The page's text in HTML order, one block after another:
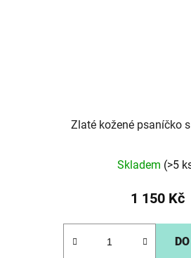
Zlaté kožené psaníčko
Skladem (>5
1 150 Kč